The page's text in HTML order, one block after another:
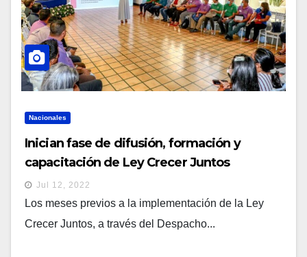
Nacionales
Inician fase de difusión, formación y
capacitación de Ley Crecer Juntos
Jul 12, 2022
Los meses previos a la implementación de la Ley
Crecer Juntos, a través del Despacho...